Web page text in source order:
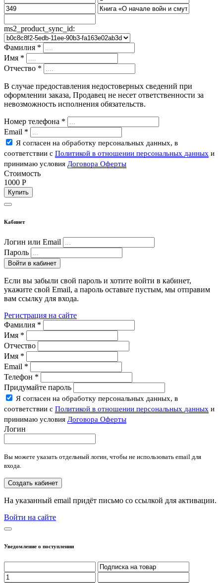
ms2_product_sync_id:
Фамилия *
Имя *
Отчество *
В случае предоставления недостоверных сведений при
оформлении заказа, Продавец не несет ответственности за
невозможность исполнения обязательств.
Номер телефона *
Email *
Я согласен на обработку персональных данных, в
соответствии с Политикой в отношении персональных данных и
принимаю условия Договора Оферты
Стоимость
1000 P
Купить
Кабинет
Логин или Email
Пароль
Войти в кабинет
Если вы забыли свой пароль и хотите войти в кабинет,
укажите свой Email, а пароль оставьте пустым, мы отправим
вам ссылку для входа.
Регистрация на сайте
Фамилия *
Имя *
Отчество
Имя *
Email *
Телефон *
Придумайте пароль
Я согласен на обработку персональных данных, в
соответствии с Политикой в отношении персональных данных и
принимаю условия Договора Оферты
Логин
Вы можете указать отдельный логин, чтобы не использовать email для
входа.
Создать кабинет
На указанный email придёт письмо со ссылкой для активации.
Войти на сайте
Уведомление о поступлении